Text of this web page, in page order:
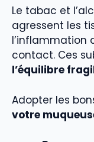
Le tabac et
agressent les
l’inflammation
contact. Ces
l’équilibre
Adopter les
votre